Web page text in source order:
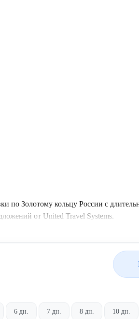
по Золотому кольцу России с
от United Travel Systems.
6 дн. 7 дн. 8 дн. 10 дн.